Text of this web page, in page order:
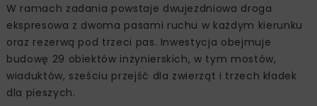
W ramach zadania powstaje dwujezdniowa droga
ekspresowa z dwoma pasami ruchu w każdym kierunku
oraz rezerwą pod trzeci pas. Inwestycja obejmuje
budowę 29 obiektów inżynierskich, w tym mostów,
wiaduktów, sześciu przejść dla zwierząt i trzech kładek
dla pieszych.